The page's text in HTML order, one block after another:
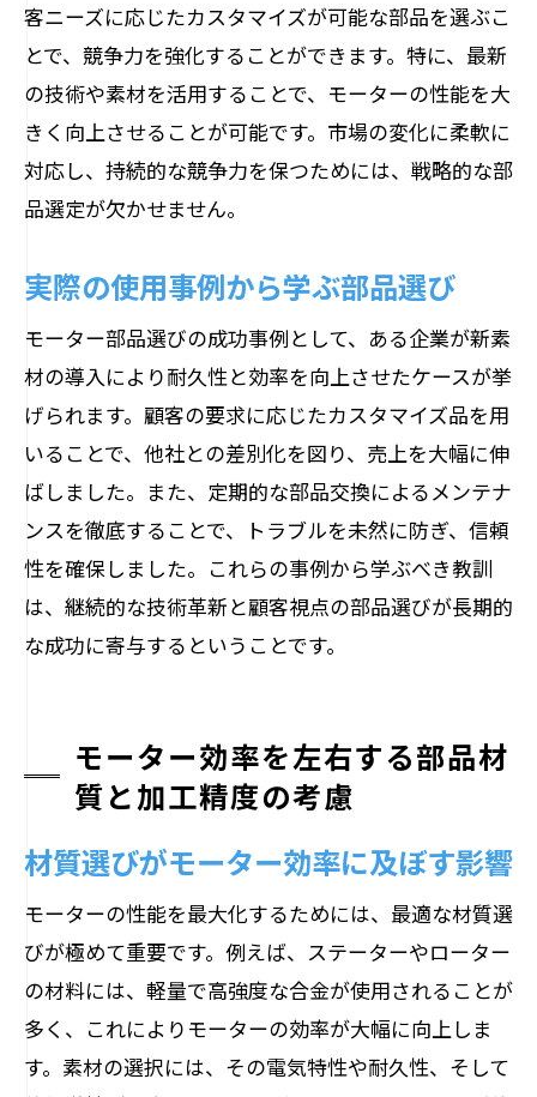
客ニーズに応じたカスタマイズが可能な部品を選ぶこ
とで、競争力を強化することができます。特に、最新
の技術や素材を活用することで、モーターの性能を大
きく向上させることが可能です。市場の変化に柔軟に
対応し、持続的な競争力を保つためには、戦略的な部
品選定が欠かせません。
実際の使用事例から学ぶ部品選び
モーター部品選びの成功事例として、ある企業が新素
材の導入により耐久性と効率を向上させたケースが挙
げられます。顧客の要求に応じたカスタマイズ品を用
いることで、他社との差別化を図り、売上を大幅に伸
ばしました。また、定期的な部品交換によるメンテナ
ンスを徹底することで、トラブルを未然に防ぎ、信頼
性を確保しました。これらの事例から学ぶべき教訓
は、継続的な技術革新と顧客視点の部品選びが長期的
な成功に寄与するということです。
モーター効率を左右する部品材
質と加工精度の考慮
材質選びがモーター効率に及ぼす影響
モーターの性能を最大化するためには、最適な材質選
びが極めて重要です。例えば、ステーターやローター
の材料には、軽量で高強度な合金が使用されることが
多く、これによりモーターの効率が大幅に向上しま
す。素材の選択には、その電気特性や耐久性、そして